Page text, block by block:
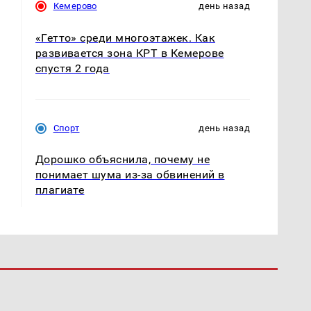
Кемерово день назад
«Гетто» среди многоэтажек. Как
развивается зона КРТ в Кемерове
спустя 2 года
Спорт день назад
Дорошко объяснила, почему не
понимает шума из-за обвинений в
плагиате